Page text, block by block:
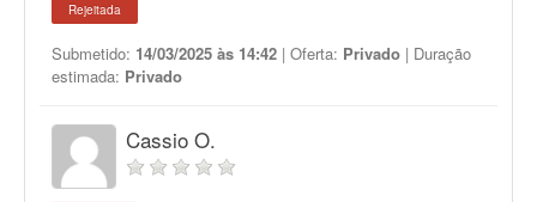
Rejeitada
Submetido: 14/03/2025 às 14:42 | Oferta: Privado | Duração
estimada: Privado
Cassio O.